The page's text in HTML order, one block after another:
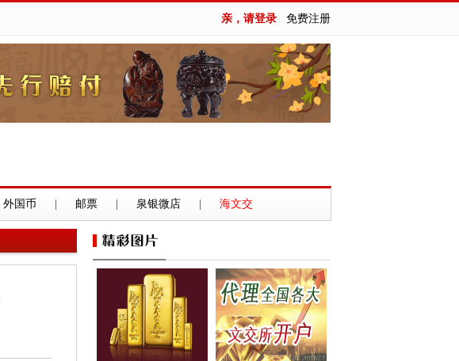
亲，请登录 免费注册
外国币 邮票 泉银微店 海文交